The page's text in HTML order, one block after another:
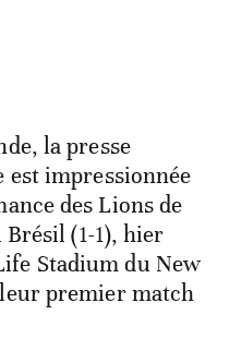
la presse
impressionnée
des Lions de
Brésil (1-1), hier
Stadium du New
leur premier match